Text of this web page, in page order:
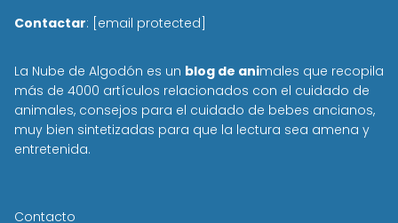
Contactar: [email protected]
La Nube de Algodón es un blog de animales que recopila
más de 4000 artículos relacionados con el cuidado de
animales, consejos para el cuidado de bebes ancianos,
muy bien sintetizadas para que la lectura sea amena y
entretenida.
Contacto